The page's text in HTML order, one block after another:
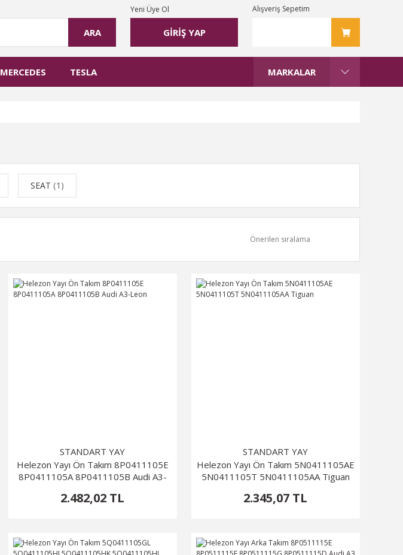
ARA GİRİŞ YAP
Yeni Üye Ol Alışveriş Sepetim
MERCEDES TESLA MARKALAR
SEAT (1)
STANDART YAY
Helezon Yayı Ön Takım 8P0411105E
8P0411105A 8P0411105B Audi A3-
2.482,02 TL
STANDART YAY
Helezon Yayı Ön Takım 5N0411105AE
5N0411105T 5N0411105AA Tiguan
2.345,07 TL